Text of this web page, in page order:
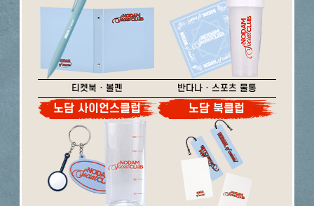
티켓북 · 볼펜 반다나 · 스포츠 물통
노담 사이언스클럽 노담 북클럽